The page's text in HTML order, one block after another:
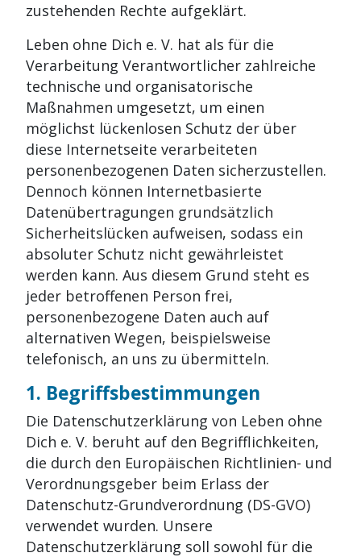
zustehenden Rechte aufgeklärt.
Leben ohne Dich e. V. hat als für die
Verarbeitung Verantwortlicher zahlreiche
technische und organisatorische
Maßnahmen umgesetzt, um einen
möglichst lückenlosen Schutz der über
diese Internetseite verarbeiteten
personenbezogenen Daten sicherzustellen.
Dennoch können Internetbasierte
Datenübertragungen grundsätzlich
Sicherheitslücken aufweisen, sodass ein
absoluter Schutz nicht gewährleistet
werden kann. Aus diesem Grund steht es
jeder betroffenen Person frei,
personenbezogene Daten auch auf
alternativen Wegen, beispielsweise
telefonisch, an uns zu übermitteln.
1. Begriffsbestimmungen
Die Datenschutzerklärung von Leben ohne
Dich e. V. beruht auf den Begrifflichkeiten,
die durch den Europäischen Richtlinien- und
Verordnungsgeber beim Erlass der
Datenschutz-Grundverordnung (DS-GVO)
verwendet wurden. Unsere
Datenschutzerklärung soll sowohl für die